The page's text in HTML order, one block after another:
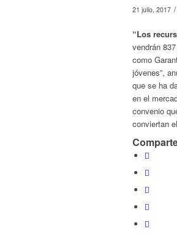
21 julio, 2017 /
“Los
vendrán
como
jóvenes”,
que se ha
en el
convenio
conviertan